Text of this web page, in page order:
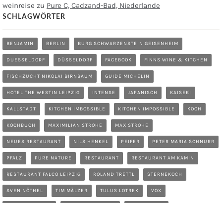
weinreise zu Pure C, Cadzand-Bad, Niederlande
SCHLAGWÖRTER
BENJAMIN BERLIN BURG SCHWARZENSTEIN GEISENHEIM
DUESSELDORF DÜSSELDORF FACEBOOK FINNS WINE & KITCHEN
FISCHZUCHT NIKOLAI BIRNBAUM GUIDE MICHELIN
HOTEL THE WESTIN LEIPZIG INTENSE JAPANISCH KAISEKI
KALLSTADT KITCHEN IMBOSSIBLE KITCHEN IMPOSSIBLE KOCH
KOCHBUCH MAXIMILIAN STROHE MAX STROHE
NEUES RESTAURANT NILS HENKEL PEIFER PETER MARIA SCHNURR
PFALZ PURE NATURE RESTAURANT RESTAURANT AM KAMIN
RESTAURANT FALCO LEIPZIG ROLAND TRETTL STERNEKOCH
SVEN NÖTHEL TIM MÄLZER TULUS LOTREK VOX